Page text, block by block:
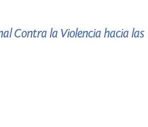
Contra la Violencia hacia las